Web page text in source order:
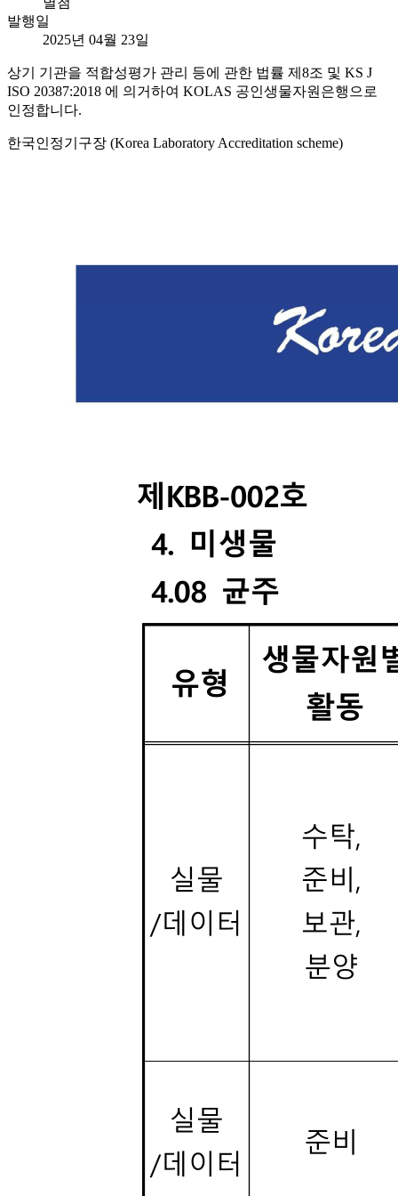
발행일
2025년 04월 23일
상기 기관을 적합성평가 관리 등에 관한 법률 제8조 및 KS J
ISO 20387:2018 에 의거하여 KOLAS 공인생물자원은행으로
인정합니다.
한국인정기구장 (Korea Laboratory Accreditation scheme)